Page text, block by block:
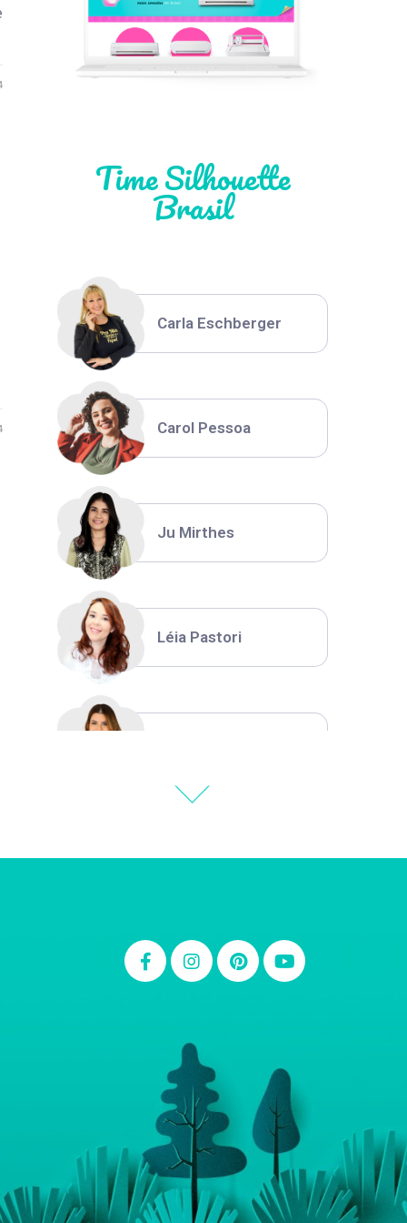
Time Silhouette
Brasil
Léia Pastori
Thiara Ney
Carla Eschberger
Carol Pessoa
Ju Mirthes
Léia Pastori
Carla Eschberger
Carol Pessoa
Ju Mirthes